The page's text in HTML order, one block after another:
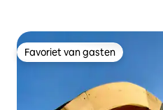
Favoriet van gasten
Favoriet van gasten